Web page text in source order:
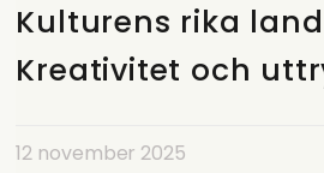
Kulturens rika
Kreativitet och
12 november 2025